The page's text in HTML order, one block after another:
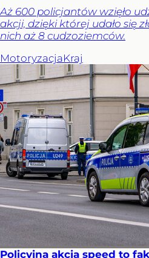
Aż 600 policjantów wzięło
akcji, dzięki której udało się
nich aż 8 cudzoziemców.
MotoryzacjaKraj
Policyjna akcja speed to